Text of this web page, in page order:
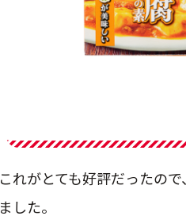
これがとても好評だったの
ました。